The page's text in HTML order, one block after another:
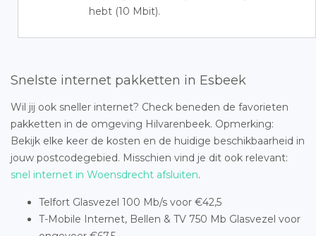
hebt (10 Mbit).
Snelste internet pakketten in Esbeek
Wil jij ook sneller internet? Check beneden de favorieten
pakketten in de omgeving Hilvarenbeek. Opmerking:
Bekijk elke keer de kosten en de huidige beschikbaarheid in
jouw postcodegebied. Misschien vind je dit ook relevant:
snel internet in Woensdrecht afsluiten.
Telfort Glasvezel 100 Mb/s voor €42,5
T-Mobile Internet, Bellen & TV 750 Mb Glasvezel voor